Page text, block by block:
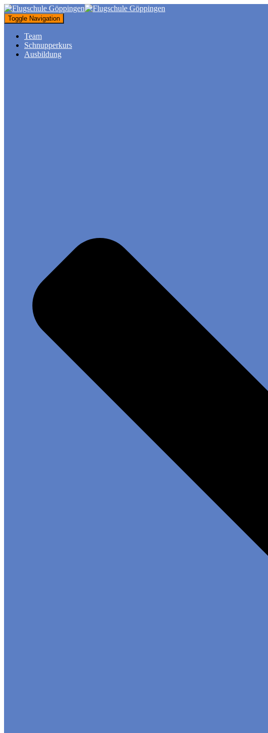
Toggle Navigation
Team
Schnupperkurs
Ausbildung